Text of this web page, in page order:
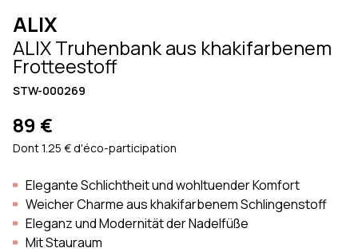
ALIX
ALIX Truhenbank aus khakifarbenem
Frotteestoff
STW-000269
89 €
Dont 1.25 € d'éco-participation
Elegante Schlichtheit und wohltuender Komfort
Weicher Charme aus khakifarbenem Schlingenstoff
Eleganz und Modernität der Nadelfüße
Mit Stauraum